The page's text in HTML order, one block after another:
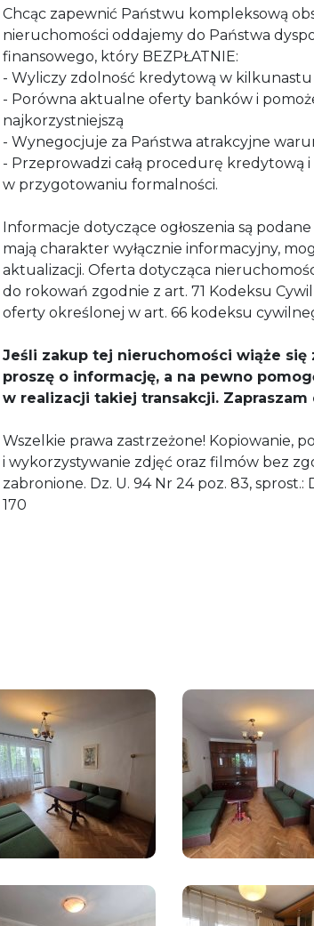
Chcąc zapewnić Państwu kompleksową
nieruchomości oddajemy do Państwa
finansowego, który BEZPŁATNIE:
- Wyliczy zdolność kredytową w
- Porówna aktualne oferty banków i
najkorzystniejszą
- Wynegocjuje za Państwa atrakcyjne
- Przeprowadzi całą procedurę kredytową i
w przygotowaniu formalności.
Informacje dotyczące ogłoszenia są
mają charakter wyłącznie informacyjny,
aktualizacji. Oferta dotycząca
do rokowań zgodnie z art. 71 Kodeksu
oferty określonej w art. 66 kodeksu
Jeśli zakup tej nieruchomości wiąże się
proszę o informację, a na pewno
w realizacji takiej transakcji.
Wszelkie prawa zastrzeżone! Kopiowanie,
i wykorzystywanie zdjęć oraz filmów bez
zabronione. Dz. U. 94 Nr 24 poz. 83, sprost.:
170